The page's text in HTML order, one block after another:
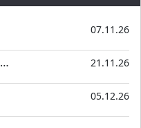
07.11.26
21.11.26
05.12.26